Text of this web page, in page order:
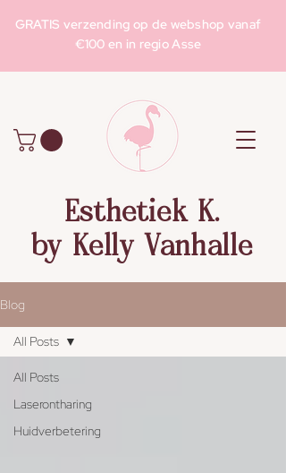
GRATIS verzending op de webshop vanaf
€100 en in regio Asse
Esthetiek K.
by Kelly Vanhalle
Blog
All Posts
Laserontharing
Huidverbetering
All Posts